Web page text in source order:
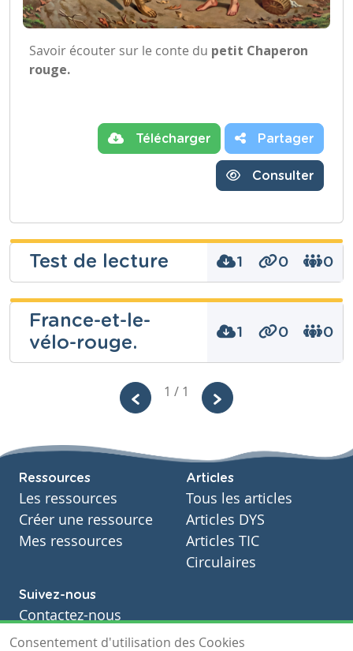
Savoir écouter sur le conte du petit Chaperon
rouge.
Télécharger Partager
Consulter
Test de lecture 1 0 0
Raphaëlla
Mazzulli
Niveau
Tags
France-et-le-
vélo-rouge.
1 0 0
Fondamental
Français
Année
Primaire – Deuxième année
Tags
France, rouge., vélo
1 / 1
Ressources
Les ressources
Créer une ressource
Mes ressources
Articles
Tous les articles
Articles DYS
Articles TIC
Circulaires
Suivez-nous
Contactez-nous
Soutien scolaire
Consentement d'utilisation des Cookies